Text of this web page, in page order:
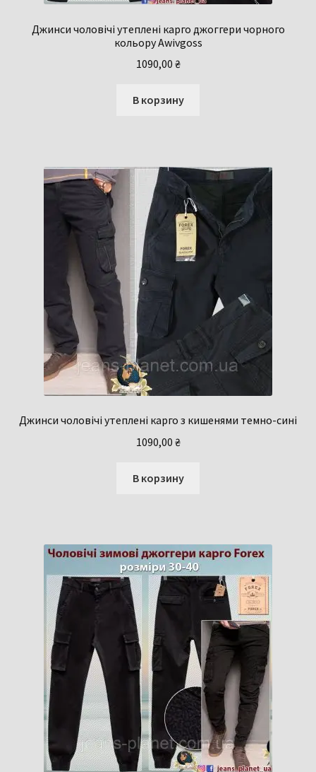
Джинси чоловічі утеплені карго джоггери чорного
кольору Awivgoss
1090,00 ₴
В корзину
Джинси чоловічі утеплені карго з кишенями темно-сині
1090,00 ₴
В корзину